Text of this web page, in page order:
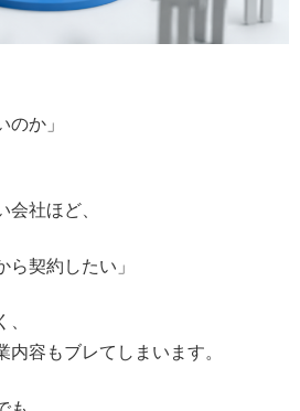
のか」
社ほど、
ら契約したい」
容もブレてしまいます。